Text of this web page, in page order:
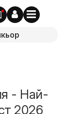
- Най-
2026